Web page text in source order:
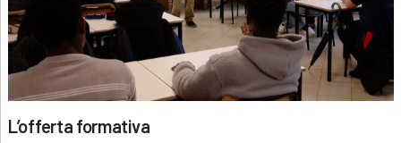
L’offerta formativa